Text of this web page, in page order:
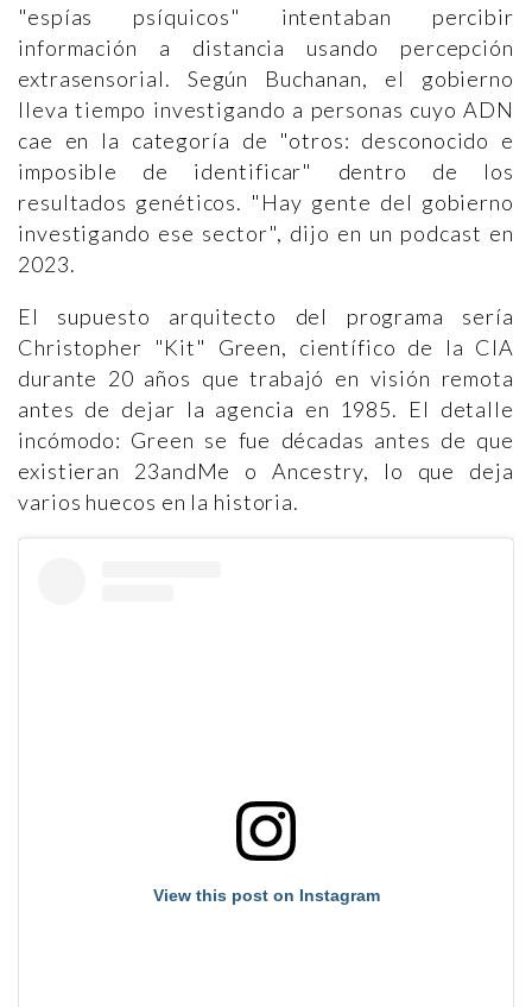
"espías psíquicos" intentaban percibir
información a distancia usando percepción
extrasensorial. Según Buchanan, el gobierno
lleva tiempo investigando a personas cuyo ADN
cae en la categoría de "otros: desconocido e
imposible de identificar" dentro de los
resultados genéticos. "Hay gente del gobierno
investigando ese sector", dijo en un podcast en
2023.
El supuesto arquitecto del programa sería
Christopher "Kit" Green, científico de la CIA
durante 20 años que trabajó en visión remota
antes de dejar la agencia en 1985. El detalle
incómodo: Green se fue décadas antes de que
existieran 23andMe o Ancestry, lo que deja
varios huecos en la historia.
View this post on Instagram